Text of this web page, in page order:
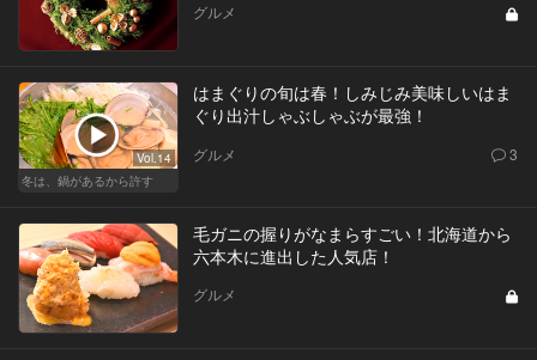
グルメ
Vol.14
冬は、鍋があるから許す
はまぐりの旬は春！しみじみ美味しいはま
ぐり出汁しゃぶしゃぶが最強！
グルメ 3
毛ガニの握りがなまらすごい！北海道から
六本木に進出した人気店！
グルメ